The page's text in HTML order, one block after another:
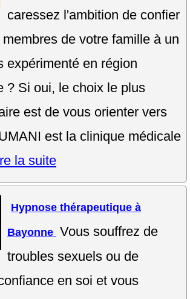
caressez l'ambition de confier
de votre famille à un
expérimenté en région
? Si oui, le choix le plus
est de vous orienter vers
est la clinique médicale
la suite
Hypnose thérapeutique à
Bayonne Vous souffrez de
troubles sexuels ou de
en soi et vous